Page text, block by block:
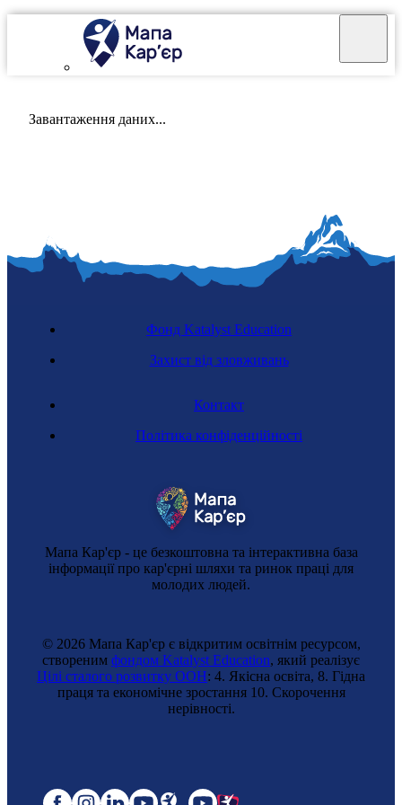
Завантаження даних...
Мапа Кар'єр - це безкоштовна та інтерактивна база
інформації про кар'єрні шляхи та ринок праці для
молодих людей.
Контакт
Політика конфіденційності
Фонд Katalyst Education
Захист від зловживань
© 2026 Мапа Кар'єр є відкритим освітнім ресурсом,
створеним фондом Katalyst Education, який реалізує
Цілі сталого розвитку ООН: 4. Якісна освіта, 8. Гідна
праця та економічне зростання 10. Cкорочення
нерівності.